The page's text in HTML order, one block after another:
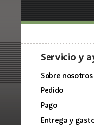
Servicio y
Sobre nosotros
Pedido
Pago
Entrega y